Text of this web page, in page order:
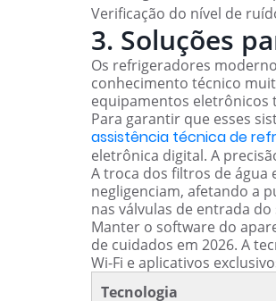
Verificação do nível de
3. Soluções
Os refrigeradores
conhecimento técnico
equipamentos eletrônicos
Para garantir que esses
assistência técnica de
eletrônica digital. A
A troca dos filtros de água
negligenciam, afetando a
nas válvulas de entrada
Manter o software do
de cuidados em 2026. A
Wi-Fi e aplicativos
Tecnologia